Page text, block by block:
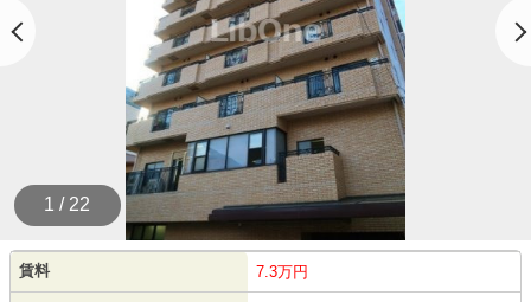
1 / 22
賃料 7.3万円